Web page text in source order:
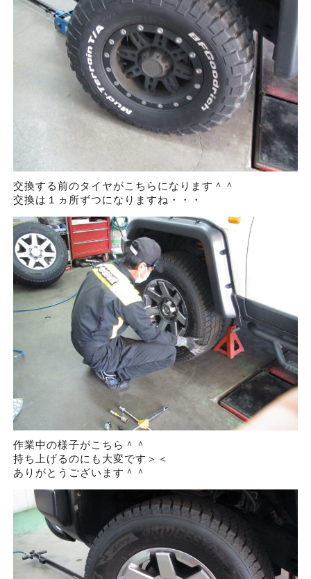
交換する前のタイヤがこちらになります＾＾
交換は１ヵ所ずつになりますね・・・
作業中の様子がこちら＾＾
持ち上げるのにも大変です＞＜
ありがとうございます＾＾